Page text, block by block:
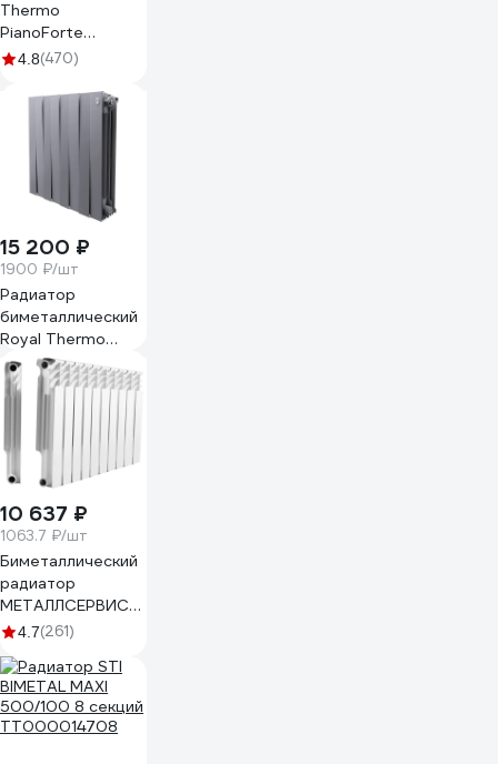
Thermo
PianoForte
500/Noir Sable 8
4.8(470)
15 200 ₽
1900 ₽/шт
Радиатор
биметаллический
Royal Thermo
PianoForte 500
Серебристый - 8
секц. НС-1682377
10 637 ₽
1063.7 ₽/шт
Биметаллический
радиатор
МЕТАЛЛСЕРВИС
THERMA Q2
1223377
4.7(261)